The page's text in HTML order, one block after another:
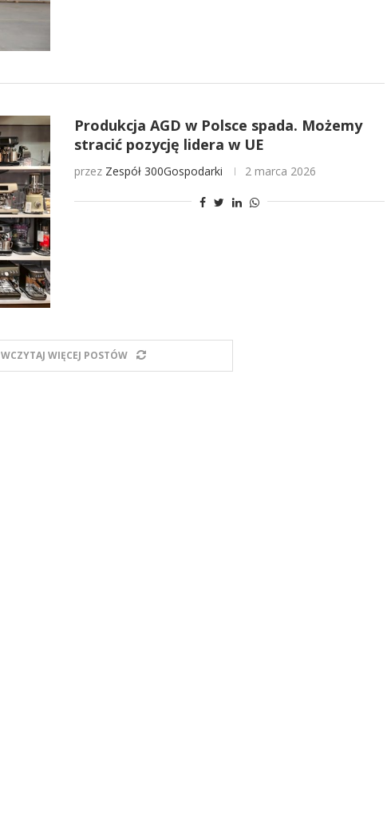
Produkcja AGD w Polsce spada. Możemy
stracić pozycję lidera w UE
przez Zespół 300Gospodarki 2 marca 2026
WCZYTAJ WIĘCEJ POSTÓW